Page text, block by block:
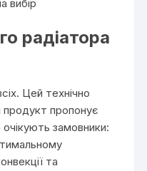
вибір
радіатора
Цей технічно
пропонує
замовники:
та